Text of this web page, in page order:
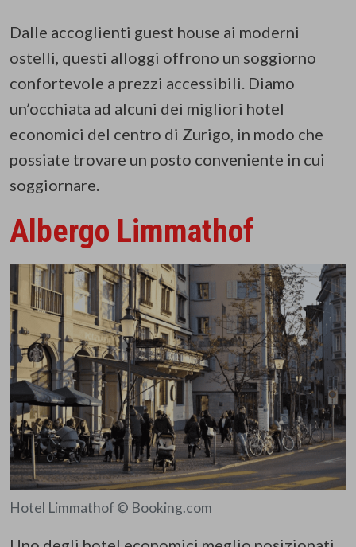
Dalle accoglienti guest house ai moderni
ostelli, questi alloggi offrono un soggiorno
confortevole a prezzi accessibili. Diamo
un’occhiata ad alcuni dei migliori hotel
economici del centro di Zurigo, in modo che
possiate trovare un posto conveniente in cui
soggiornare.
Albergo Limmathof
Hotel Limmathof © Booking.com